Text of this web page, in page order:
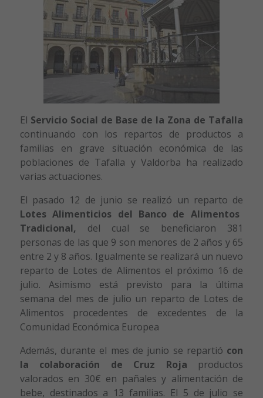
El Servicio Social de Base de la Zona de Tafalla
continuando con los repartos de productos a
familias en grave situación económica de las
poblaciones de Tafalla y Valdorba ha realizado
varias actuaciones.
El pasado 12 de junio se realizó un reparto de
Lotes Alimenticios del Banco de Alimentos
Tradicional, del cual se beneficiaron 381
personas de las que 9 son menores de 2 años y 65
entre 2 y 8 años. Igualmente se realizará un nuevo
reparto de Lotes de Alimentos el próximo 16 de
julio. Asimismo está previsto para la última
semana del mes de julio un reparto de Lotes de
Alimentos procedentes de excedentes de la
Comunidad Económica Europea
Además, durante el mes de junio se repartió con
la colaboración de Cruz Roja productos
valorados en 30€ en pañales y alimentación de
bebe, destinados a 13 familias. El 5 de julio se